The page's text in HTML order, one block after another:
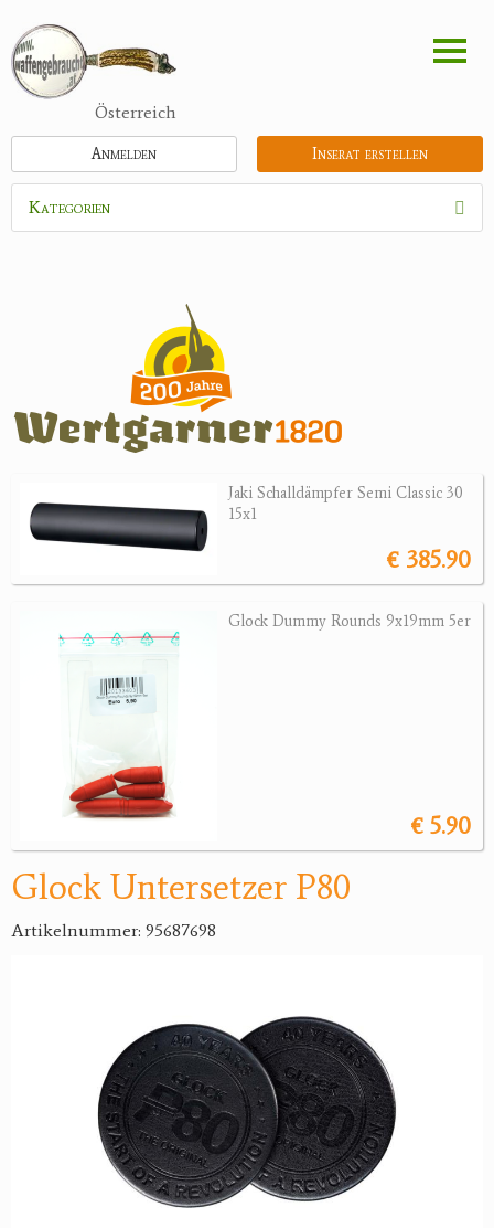
zum
Inhalt
Österreich
Inserat erstellen
Anmelden
Kategorien
Zubehör
Jagdreviere
Bücher, Videos
Antikes
Geschenke
Jaki Schalldämpfer Semi Classic 30
15x1
€ 385.90
Glock Dummy Rounds 9x19mm 5er
€ 5.90
Glock Untersetzer P80
Artikelnummer: 95687698